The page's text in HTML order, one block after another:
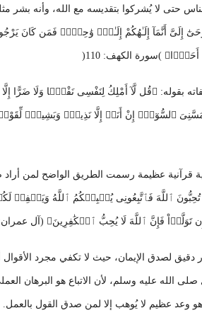
حتى لا يُشركوا بتقديسه مع الله، وأنه بشر
إِلَىَّ أَنَّمَآ إِلَـٰهُكُمْ إِلَـٰهٌۭ وَٰحِدٌۭۖ فَمَن كَانَ
)سورة الكهف: 110(
بقوله: ﴿قُل لَّآ أَمْلِكُ لِنَفْسِى نَفْعًۭا وَلَا ضَرًّا
مَسَّنِىَ ٱلسُّوٓءُۚ إِنْ أَنَا۠ إِلَّا نَذِيرٌۭ وَبَشِيرٌۭ
قرآنية عظيمة رسمت الطريق الواضح لمن أراد
تُحِبُّونَ ٱللَّهَ فَٱتَّبِعُونِى يُحۡبِبۡكُمُ ٱللَّهُ وَيَغۡفِرۡ
فَإِنَّ ٱللَّهَ لَا يُحِبُّ ٱلۡكَٰفِرِينَ﴾ (آل عمران:
لصدق الإيمان، حيث لا تكفي مجرد الأقوال أو
الله عليه وسلم، لأن الاتباع هو البرهان
وعد عظيم لا يُوهب إلا لمن صدق القول بالعمل.